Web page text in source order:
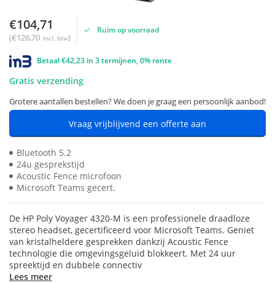
€104,71
(€126,70 Incl. btw)
Ruim op voorraad
Betaal €42,23 in 3 termijnen, 0% rente
Gratis verzending
Grotere aantallen bestellen? We doen je graag een persoonlijk aanbod!
Vraag vrijblijvend een offerte aan
Bluetooth 5.2
24u gesprekstijd
Acoustic Fence microfoon
Microsoft Teams gecert.
De HP Poly Voyager 4320-M is een professionele draadloze
stereo headset, gecertificeerd voor Microsoft Teams. Geniet
van kristalheldere gesprekken dankzij Acoustic Fence
technologie die omgevingsgeluid blokkeert. Met 24 uur
spreektijd en dubbele connectiv
Lees meer